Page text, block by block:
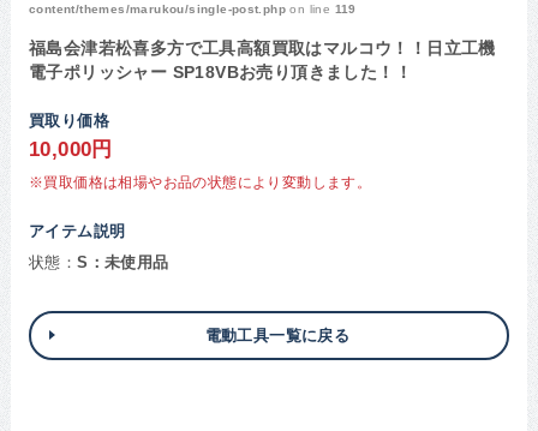
content/themes/marukou/single-post.php on line 119
福島会津若松喜多方で工具高額買取はマルコウ！！日立工機
電子ポリッシャー SP18VBお売り頂きました！！
買取り価格
10,000円
※買取価格は相場やお品の状態により変動します。
アイテム説明
状態：S：未使用品
電動工具一覧に戻る